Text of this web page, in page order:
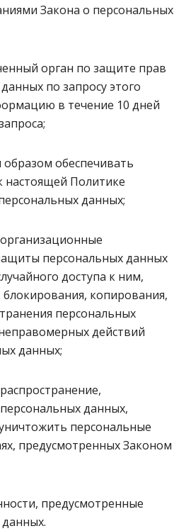
Закона о персональных
орган по защите прав
по запросу этого
в течение 10 дней
обеспечивать
настоящей Политике
данных;
персональных данных
доступа к ним,
копирования,
персональных
действий
данных;
данных,
персональные
предусмотренных Законом
предусмотренные